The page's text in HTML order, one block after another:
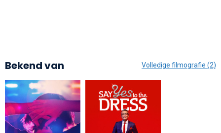
Bekend van Volledige filmografie (2)